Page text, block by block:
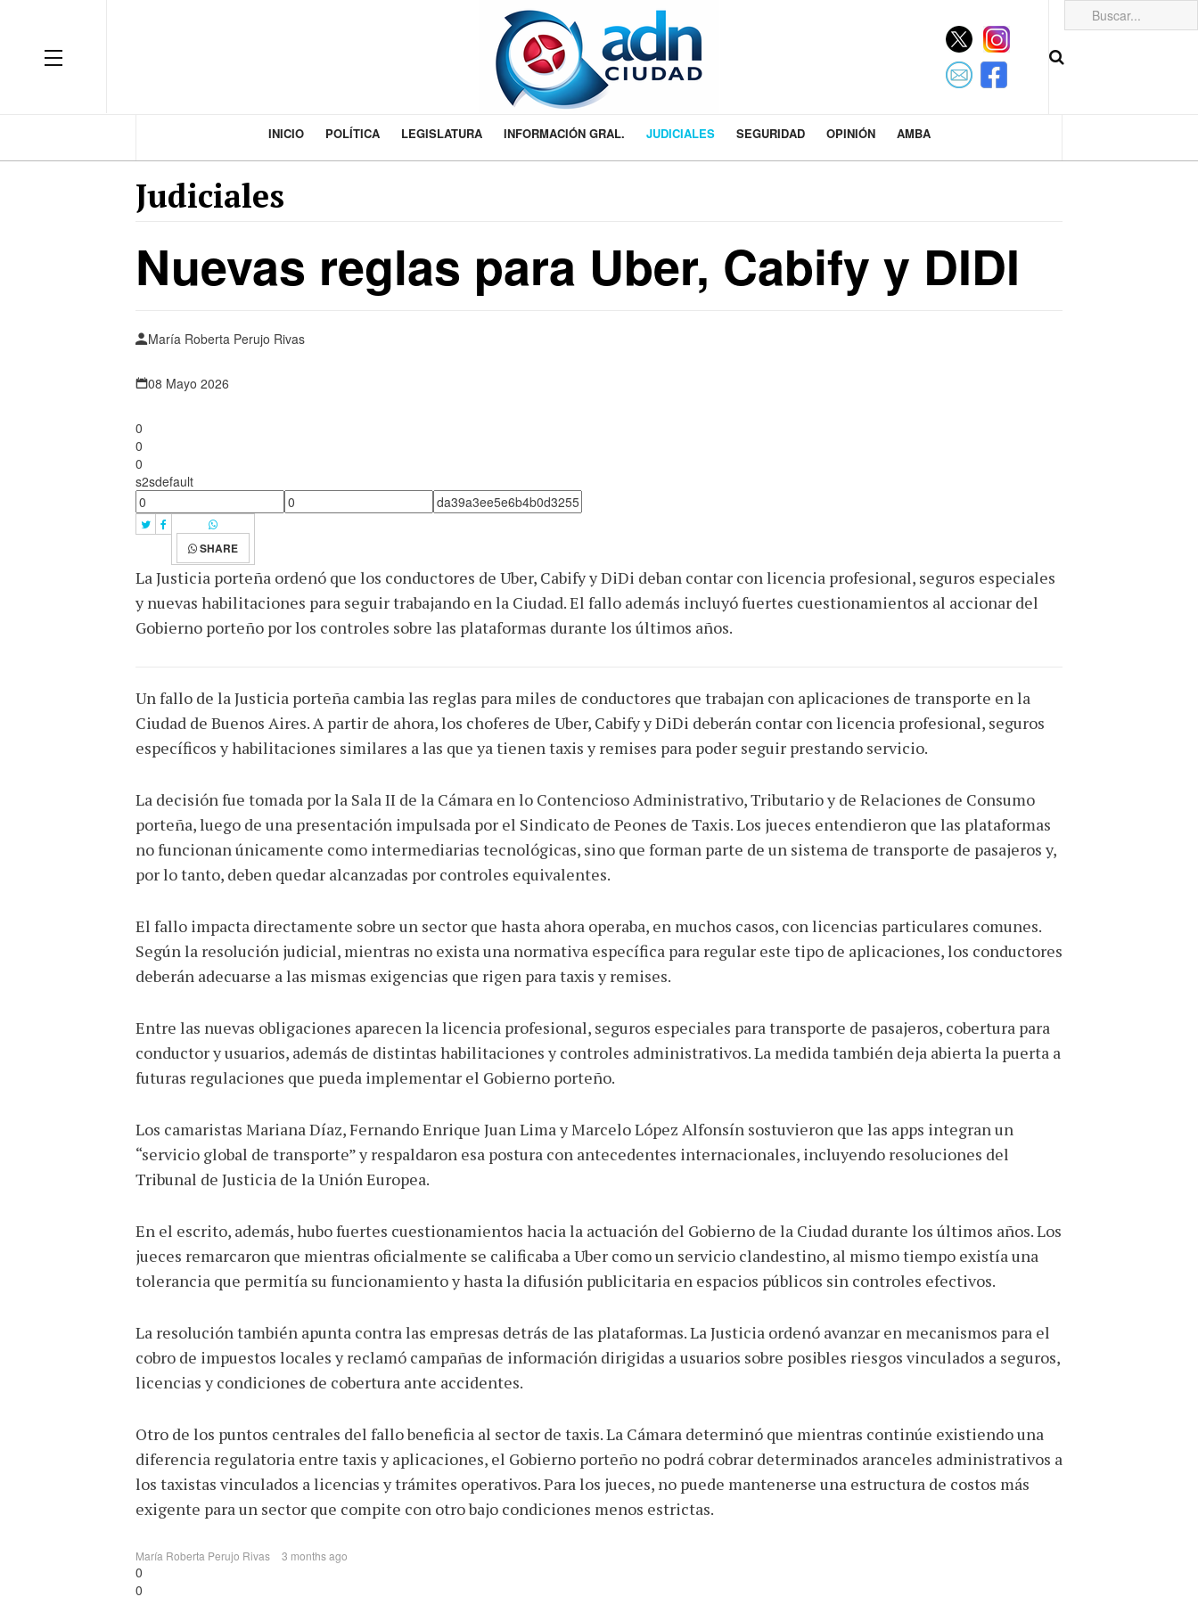
INICIO POLÍTICA LEGISLATURA INFORMACIÓN GRAL. JUDICIALES SEGURIDAD OPINIÓN AMBA
Judiciales
Nuevas reglas para Uber, Cabify y DIDI
María Roberta Perujo Rivas
08 Mayo 2026
0
0
0
s2sdefault
SHARE
La Justicia porteña ordenó que los conductores de Uber, Cabify y DiDi deban contar con licencia profesional, seguros especiales
y nuevas habilitaciones para seguir trabajando en la Ciudad. El fallo además incluyó fuertes cuestionamientos al accionar del
Gobierno porteño por los controles sobre las plataformas durante los últimos años.
Un fallo de la Justicia porteña cambia las reglas para miles de conductores que trabajan con aplicaciones de transporte en la
Ciudad de Buenos Aires. A partir de ahora, los choferes de Uber, Cabify y DiDi deberán contar con licencia profesional, seguros
específicos y habilitaciones similares a las que ya tienen taxis y remises para poder seguir prestando servicio.
La decisión fue tomada por la Sala II de la Cámara en lo Contencioso Administrativo, Tributario y de Relaciones de Consumo
porteña, luego de una presentación impulsada por el Sindicato de Peones de Taxis. Los jueces entendieron que las plataformas
no funcionan únicamente como intermediarias tecnológicas, sino que forman parte de un sistema de transporte de pasajeros y,
por lo tanto, deben quedar alcanzadas por controles equivalentes.
El fallo impacta directamente sobre un sector que hasta ahora operaba, en muchos casos, con licencias particulares comunes.
Según la resolución judicial, mientras no exista una normativa específica para regular este tipo de aplicaciones, los conductores
deberán adecuarse a las mismas exigencias que rigen para taxis y remises.
Entre las nuevas obligaciones aparecen la licencia profesional, seguros especiales para transporte de pasajeros, cobertura para
conductor y usuarios, además de distintas habilitaciones y controles administrativos. La medida también deja abierta la puerta a
futuras regulaciones que pueda implementar el Gobierno porteño.
Los camaristas Mariana Díaz, Fernando Enrique Juan Lima y Marcelo López Alfonsín sostuvieron que las apps integran un
“servicio global de transporte” y respaldaron esa postura con antecedentes internacionales, incluyendo resoluciones del
Tribunal de Justicia de la Unión Europea.
En el escrito, además, hubo fuertes cuestionamientos hacia la actuación del Gobierno de la Ciudad durante los últimos años. Los
jueces remarcaron que mientras oficialmente se calificaba a Uber como un servicio clandestino, al mismo tiempo existía una
tolerancia que permitía su funcionamiento y hasta la difusión publicitaria en espacios públicos sin controles efectivos.
La resolución también apunta contra las empresas detrás de las plataformas. La Justicia ordenó avanzar en mecanismos para el
cobro de impuestos locales y reclamó campañas de información dirigidas a usuarios sobre posibles riesgos vinculados a seguros,
licencias y condiciones de cobertura ante accidentes.
Otro de los puntos centrales del fallo beneficia al sector de taxis. La Cámara determinó que mientras continúe existiendo una
diferencia regulatoria entre taxis y aplicaciones, el Gobierno porteño no podrá cobrar determinados aranceles administrativos a
los taxistas vinculados a licencias y trámites operativos. Para los jueces, no puede mantenerse una estructura de costos más
exigente para un sector que compite con otro bajo condiciones menos estrictas.
María Roberta Perujo Rivas 3 months ago
0
0